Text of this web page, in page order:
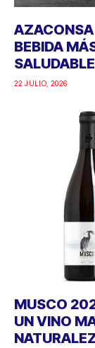
AZACONSA
BEBIDA
22 JULIO, 2026
MUSCO
UN VINO